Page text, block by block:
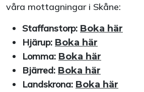
våra mottagningar i Skåne:
Staffanstorp: Boka här
Hjärup: Boka här
Lomma: Boka här
Bjärred: Boka här
Landskrona: Boka här